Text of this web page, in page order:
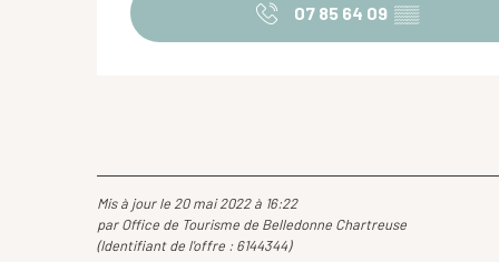
07 85 64 09 ▒▒
Mis à jour le 20 mai 2022 à 16:22
par Office de Tourisme de Belledonne Chartreuse
(Identifiant de l'offre : 6144344)